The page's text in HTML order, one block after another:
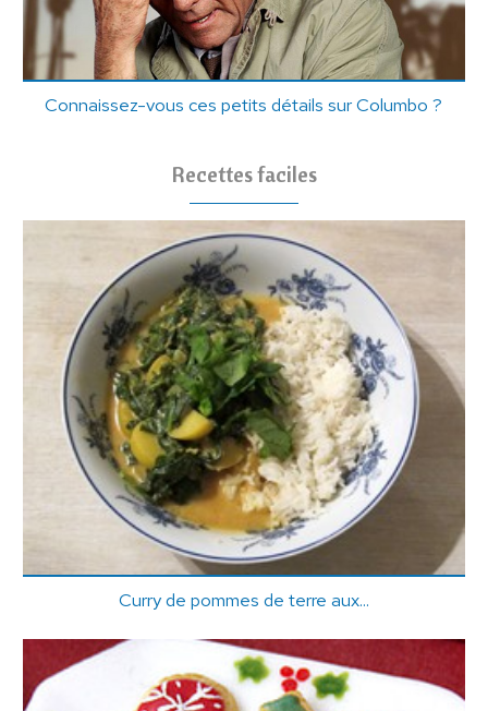
Connaissez-vous ces petits détails sur Columbo ?
Recettes faciles
Curry de pommes de terre aux...